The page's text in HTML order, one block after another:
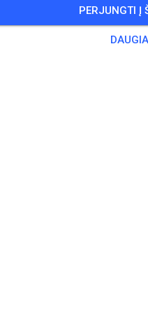
,13 Narių
PERJUNGTI Į